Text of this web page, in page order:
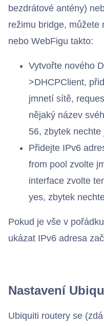
bezdrátové antény)
režimu bridge, můžete
nebo WebFigu takto:
Vytvořte nového
>DHCPClient,
jmnetí sítě,
nějaký název
56, zbytek nechte
Přidejte IPv6
from pool zvolte
interface zvolte
yes, zbytek
Pokud je vše v
ukázat IPv6 adresa
Nastavení
Ubiquiti routery se